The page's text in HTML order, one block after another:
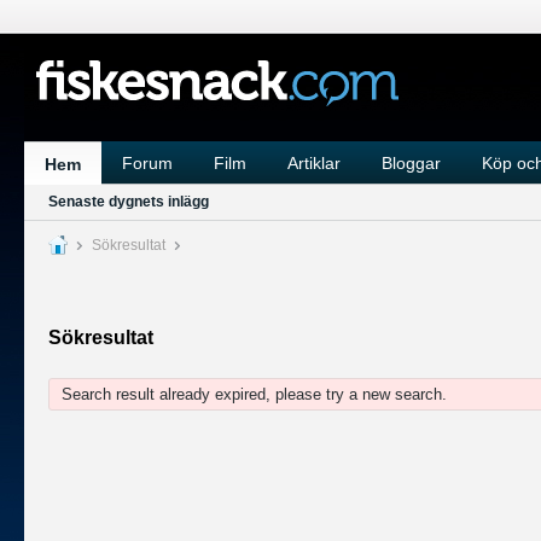
Hem Forum Film Artiklar Bloggar Köp
Senaste dygnets inlägg
Sökresultat
Sökresultat
Search result already expired, please try a new search.